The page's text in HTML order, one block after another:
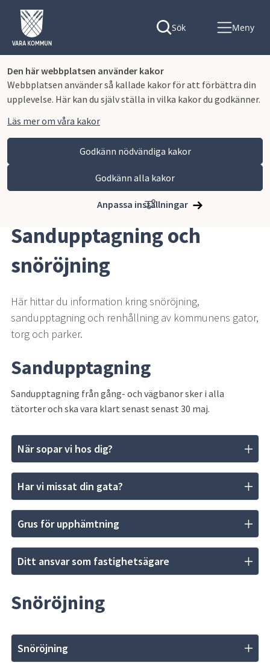
Den här webbplatsen använder kakor
Webbplatsen använder så kallade kakor för att förbättra din
upplevelse. Här kan du själv ställa in vilka kakor du godkänner.
Läs mer om våra kakor
Godkänn nödvändiga kakor
Godkänn alla kakor
Anpassa inställningar
Sök Meny
Vara kommun
Bygga, miljö och infrastruktur
Sandupptagning och snöröjning
Sandupptagning och
snöröjning
Här hittar du information kring snöröjning,
sandupptagning och renhållning av kommunens gator,
torg och parker.
Sandupptagning
Sandupptagning från gång- och vägbanor sker i alla
tätorter och ska vara klart senast senast 30 maj.
När sopar vi hos dig?
Har vi missat din gata?
Grus för upphämtning
Ditt ansvar som fastighetsägare
Snöröjning
Snöröjning